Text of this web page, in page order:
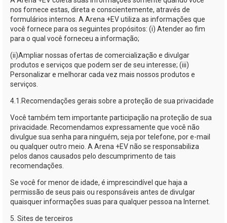
nos fornece estas, direta e conscientemente, através de
formulários internos. A Arena +EVutiliza as informações que
você fornece para os seguintes propósitos: (i) Atender ao fim
para o qual você forneceu a informação;
(ii)Ampliar nossas ofertas de comercialização e divulgar
produtos e serviços que podem ser de seu interesse; (iii)
Personalizar e melhorar cada vez mais nossos produtos e
serviços.
4.1. Recomendações gerais sobre a proteção de sua privacidade
Você também tem importante participação na proteção de sua
privacidade. Recomendamos expressamente que você não
divulgue sua senha para ninguém, seja por telefone, pore-mail
ou qualquer outro meio. A Arena +EVnão se responsabiliza
pelos danos causados pelo descumprimento de tais
recomendações.
Se você for menor de idade, é imprescindível que haja a
permissão de seus pais ou responsáveis antes de divulgar
quaisquer informações suas para qualquer pessoa na Internet.
5. Sites de terceiros